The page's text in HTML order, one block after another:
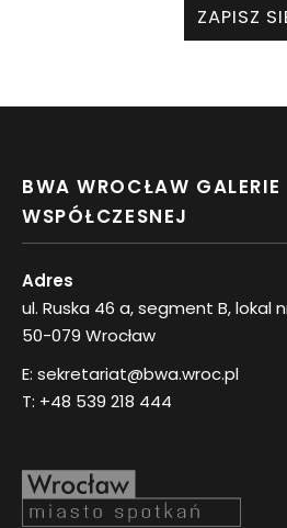
ZAPISZ
BWA WROCŁAW
WSPÓŁCZESNEJ
Adres
ul. Ruska 46 a, segment B, lokal
50-079 Wrocław
E: sekretariat@bwa.wroc.pl
T: +48 539 218 444